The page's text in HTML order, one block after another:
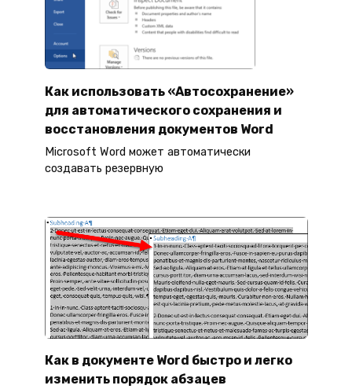
Как использовать «Автосохранение»
для автоматического сохранения и
восстановления документов Word
Microsoft Word может автоматически
создавать резервную
Как в документе Word быстро и легко
изменить порядок абзацев